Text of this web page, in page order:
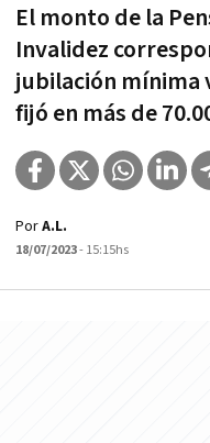
El monto de la
Invalidez
jubilación mínima
fijó en más de
PorA.L.
18/07/2023- 15:15hs